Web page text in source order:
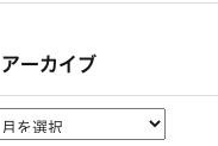
アーカイブ
ア
ー